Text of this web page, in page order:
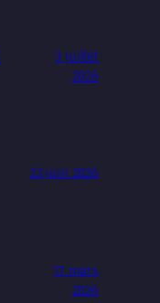
3 juillet
2026
23 juin 2026
17 mars
2026